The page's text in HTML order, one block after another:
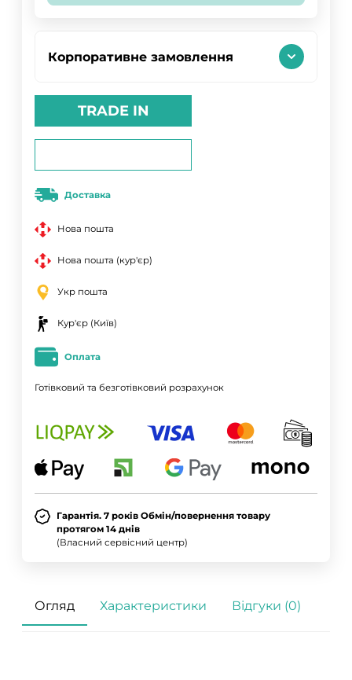
Корпоративне замовлення
TRADE IN
Доставка
Нова пошта
Нова пошта (кур'єр)
Укр пошта
Кур'єр (Київ)
Оплата
Готівковий та безготівковий розрахунок
Гарантія. 7 років Обмін/повернення товару
протягом 14 днів
(Власний сервісний центр)
Огляд Характеристики Відгуки (0)